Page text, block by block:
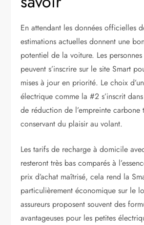
En attendant les données officielles
estimations actuelles donnent une
potentiel de la voiture. Les personnes
peuvent s’inscrire sur le site Smart
mises à jour en priorité. Le choix
électrique comme la #2 s’inscrit
de réduction de l’empreinte carbone
conservant du plaisir au volant.
Les tarifs de recharge à domicile
resteront très bas comparés à
prix d’achat maîtrisé, cela rend la
particulièrement économique sur le
assureurs proposent souvent des
avantageuses pour les petites